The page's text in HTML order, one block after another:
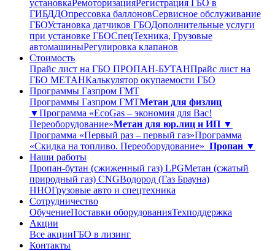
установкаРемоторизацияРегистрация ГБО в
ГИБДДОпрессовка баллоновСервисное обслуживание
ГБОУстановка датчиков ГБОДополнительные услуги
при установке ГБОСпецТехника, Грузовые
автомашиныРегулировка клапанов
Стоимость
Прайс лист на ГБО ПРОПАН-БУТАНПрайс лист на
ГБО МЕТАНКалькулятор окупаемости ГБО
Программы Газпром ГМТ
Программы Газпром ГМТМетан для физлиц
▼Программа «EcoGas – экономия для Вас!
Переоборудование»Метан для юр.лиц и ИП ▼
Программа «Первый раз – первый газ»Программа
«Скидка на топливо. Переоборудование» Пропан ▼
Наши работы
Пропан-бутан (сжиженный газ) LPGМетан (сжатый
природный газ) CNGВодород (Газ Брауна)
ННОГрузовые авто и спецтехника
Сотрудничество
ОбучениеПоставки оборудованияТехподдержка
Акции
Все акцииГБО в лизинг
Контакты